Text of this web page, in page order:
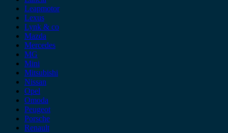
Leapmotor
Lexus
Lynk & co
Mazda
Mercedes
MG
Mini
Mitsubishi
Nissan
Opel
Omoda
Peugeot
Porsche
Renault